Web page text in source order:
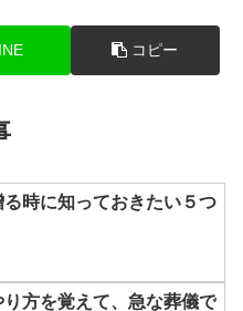
コピー
る時に知っておきたい５つ
り方を覚えて、急な葬儀で